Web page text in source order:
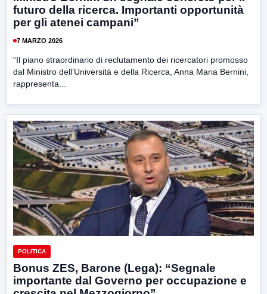
futuro della ricerca. Importanti opportunità
per gli atenei campani”
7 MARZO 2026
“Il piano straordinario di reclutamento dei ricercatori promosso
dal Ministro dell’Università e della Ricerca, Anna Maria Bernini,
rappresenta...
POLITICA
Bonus ZES, Barone (Lega): “Segnale
importante dal Governo per occupazione e